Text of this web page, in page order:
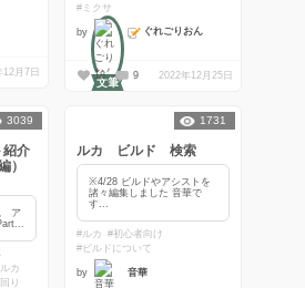
12月7日
#ミクサ
by
文筆
ぐれごりおん
18 9 2022年12月25日
紹介
）
カ
り
3039
ルカ ビルド 検索
※4/28 ビルドやアシストを
諸々編集しました 音華で
す...
#ルカ #初心者向け
#ビルドについて
by 音華
1731